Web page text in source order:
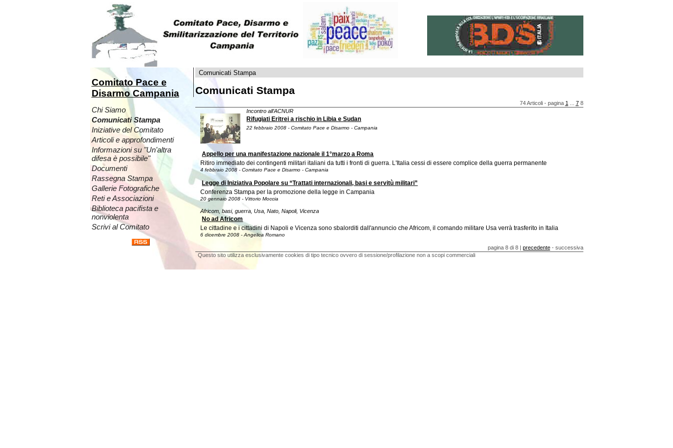
Comitato Pace e
Disarmo Campania
Chi Siamo
Comunicati Stampa
Iniziative del Comitato
Articoli e approfondimenti
Informazioni su "Un'altra
difesa è possibile"
Documenti
Rassegna Stampa
Gallerie Fotografiche
Reti e Associazioni
Biblioteca pacifista e
nonviolenta
Scrivi al Comitato
Comunicati Stampa
Comunicati Stampa
74 Articoli - pagina 1 78
Incontro all’ACNUR
Rifugiati Eritrei a rischio in Libia e Sudan
22 febbraio 2008 - Comitato Pace e Disarmo - Campania
Appello per una manifestazione nazionale il 1°marzo a Roma
Ritiro immediato dei contingenti militari italiani da tutti i fronti di guerra. L'Italia cessi di essere complice della guerra permanente
4 febbraio 2008 - Comitato Pace e Disarmo - Campania
Legge di Iniziativa Popolare su “Trattati internazionali, basi e servitù militari”
Conferenza Stampa per la promozione della legge in Campania
20 gennaio 2008 - Vittorio Moccia
Africom, basi, guerra, Usa, Nato, Napoli, Vicenza
No ad Africom
Le cittadine e i cittadini di Napoli e Vicenza sono sbalorditi dall'annuncio che Africom, il comando militare Usa verrà trasferito in Italia
6 dicembre 2008 - Angelica Romano
pagina 8 di 8 | precedente- successiva
Questo sito utilizza esclusivamente cookies di tipo tecnico ovvero di sessione/profilazione non a scopi commerciali